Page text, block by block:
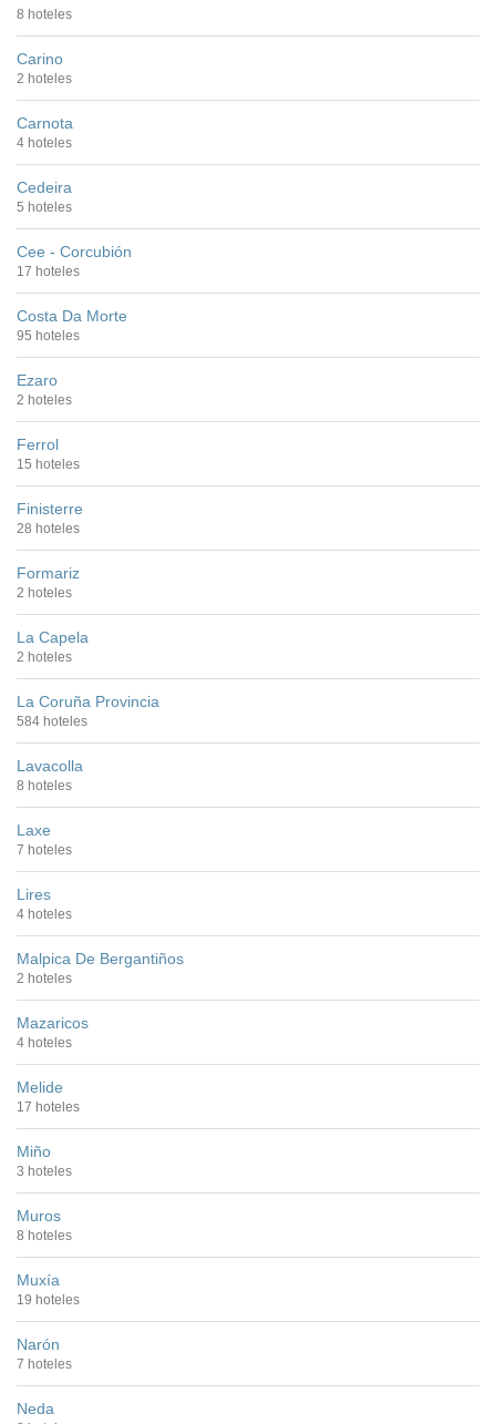
8 hoteles
Carino
2 hoteles
Carnota
4 hoteles
Cedeira
5 hoteles
Cee - Corcubión
17 hoteles
Costa Da Morte
95 hoteles
Ezaro
2 hoteles
Ferrol
15 hoteles
Finisterre
28 hoteles
Formariz
2 hoteles
La Capela
2 hoteles
La Coruña Provincia
584 hoteles
Lavacolla
8 hoteles
Laxe
7 hoteles
Lires
4 hoteles
Malpica De Bergantiños
2 hoteles
Mazaricos
4 hoteles
Melide
17 hoteles
Miño
3 hoteles
Muros
8 hoteles
Muxía
19 hoteles
Narón
7 hoteles
Neda